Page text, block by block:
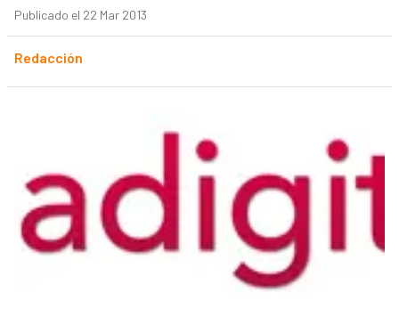
Publicado el 22 Mar 2013
Redacción